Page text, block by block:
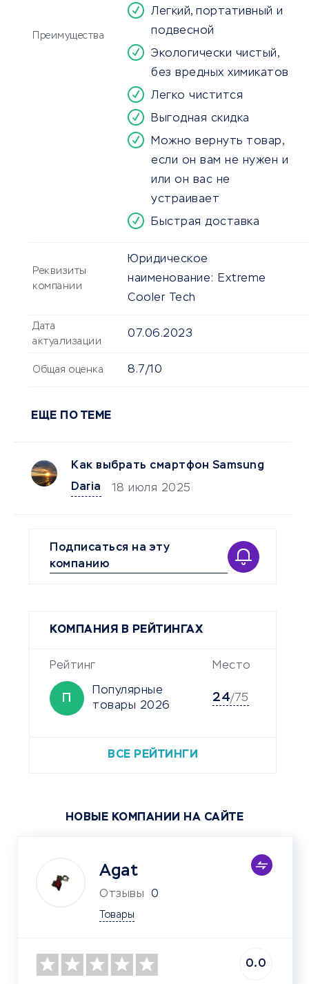
Преимущества
Легкий, портативный и
подвесной
Экологически чистый,
без вредных химикатов
Легко чистится
Выгодная скидка
Можно вернуть товар,
если он вам не нужен и
или он вас не
устраивает
Быстрая доставка
Реквизиты
компании
Юридическое
наименование: Extreme
Cooler Tech
Дата
актуализации
07.06.2023
Общая оценка 8.7/10
ЕЩЕ ПО ТЕМЕ
Как выбрать смартфон Samsung
Daria
18 июля 2025
Подписаться на эту
компанию
КОМПАНИЯ В РЕЙТИНГАХ
Рейтинг Место
Популярные
товары 2026
24/75
ВСЕ РЕЙТИНГИ
НОВЫЕ КОМПАНИИ НА САЙТЕ
Agat
Отзывы 0
Товары
0.0